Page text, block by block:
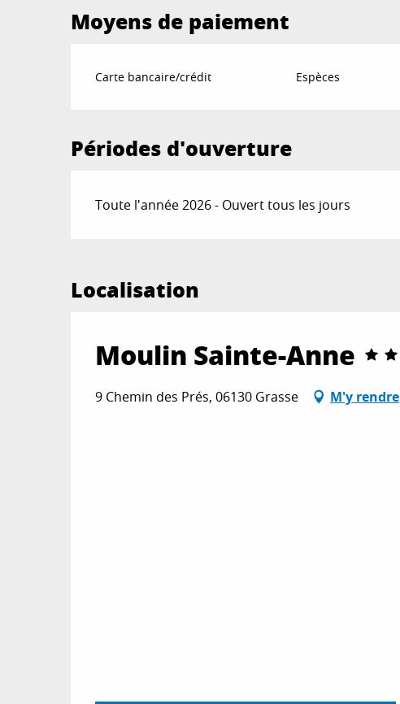
Moyens de paiement
Carte bancaire/crédit Espèces
Périodes d'ouverture
Toute l'année 2026 - Ouvert tous les jours
Localisation
Moulin Sainte-Anne
9 Chemin des Prés, 06130 Grasse M'y rendre